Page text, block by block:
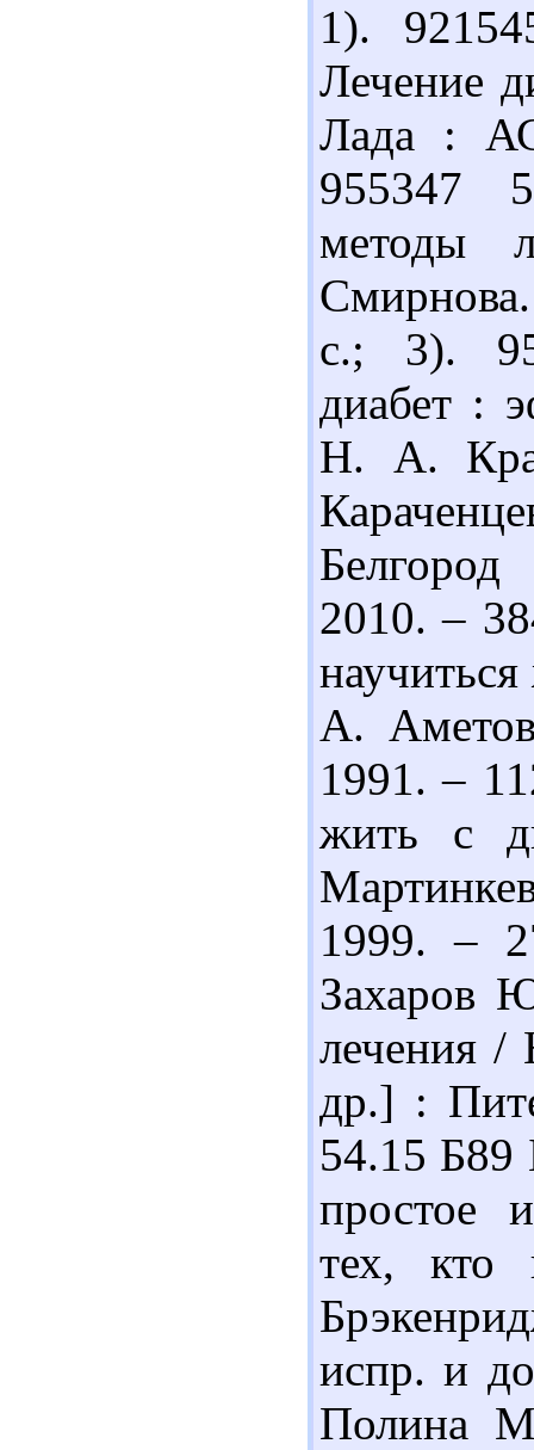
1).
Лечение
Лада :
955347
методы
с.; 3).
диабет :
Н. А.
2010. –
А.
1991. –
жить с
1999. –
Захаров
лечения
др.] :
54.15 Б89
простое
тех, кто
испр. и
Полина